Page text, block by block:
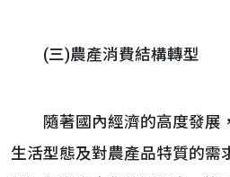
(三)農產消費結構轉型
隨著國內經濟的高度發展
生活型態及對農產品特質的需